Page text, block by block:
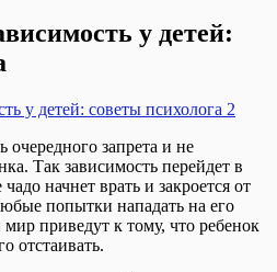
у детей:
очередного запрета и не
Так зависимость перейдет в
начнет врать и закроется от
попытки нападать на его
приведут к тому, что ребенок
отстаивать.